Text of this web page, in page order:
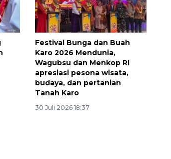
Festival Bunga dan Buah
Karo 2026 Mendunia,
Wagubsu dan Menkop RI
apresiasi pesona wisata,
budaya, dan pertanian
Tanah Karo
30 Juli 2026 18:37
Ekonomi triwulan II-2026
tumbuh 5,29 persen
2026-08-06 18:45:00